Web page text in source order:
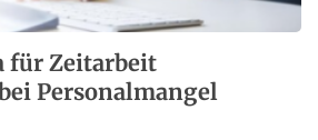
für Zeitarbeit
Personalmangel